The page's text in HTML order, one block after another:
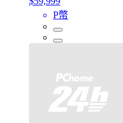
P幣